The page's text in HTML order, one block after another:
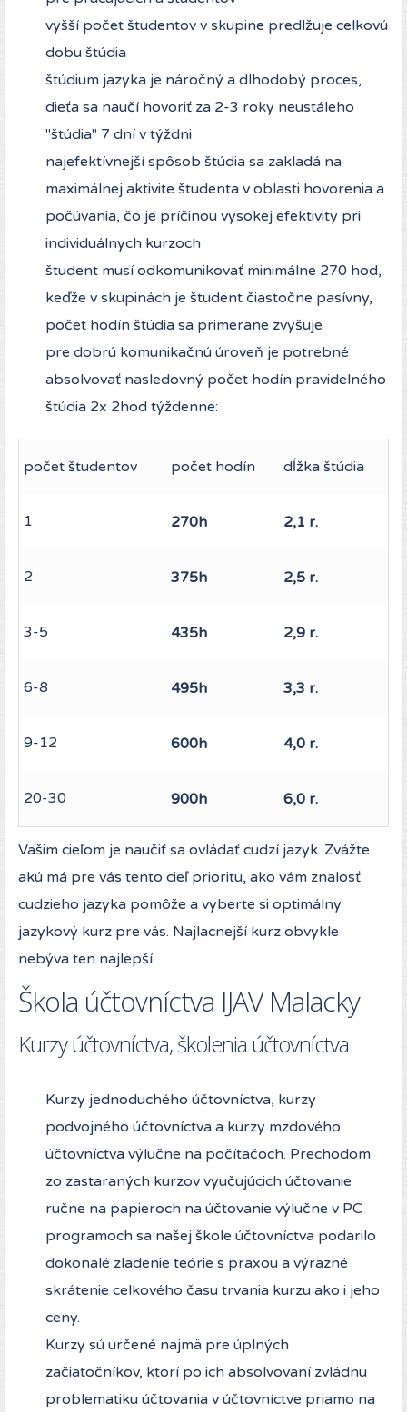
vyšší počet študentov v skupine predlžuje celkovú
dobu štúdia
štúdium jazyka je náročný a dlhodobý proces,
dieťa sa naučí hovoriť za 2-3 roky neustáleho
"štúdia" 7 dní v týždni
najefektívnejší spôsob štúdia sa zakladá na
maximálnej aktivite študenta v oblasti hovorenia a
počúvania, čo je príčinou vysokej efektivity pri
individuálnych kurzoch
študent musí odkomunikovať minimálne 270 hod,
keďže v skupinách je študent čiastočne pasívny,
počet hodín štúdia sa primerane zvyšuje
pre dobrú komunikačnú úroveň je potrebné
absolvovať nasledovný počet hodín pravidelného
štúdia 2x 2hod týždenne:
počet študentov počet hodín dĺžka štúdia
1 270h 2,1 r.
2 375h 2,5 r.
3-5 435h 2,9 r.
6-8 495h 3,3 r.
9-12 600h 4,0 r.
20-30 900h 6,0 r.
Vašim cieľom je naučiť sa ovládať cudzí jazyk. Zvážte
akú má pre vás tento cieľ prioritu, ako vám znalosť
cudzieho jazyka pomôže a vyberte si optimálny
jazykový kurz pre vás. Najlacnejší kurz obvykle
nebýva ten najlepší.
Škola účtovníctva IJAV Malacky
Kurzy účtovníctva, školenia účtovníctva
Kurzy jednoduchého účtovníctva, kurzy
podvojného účtovníctva a kurzy mzdového
účtovníctva výlučne na počítačoch. Prechodom
zo zastaraných kurzov vyučujúcich účtovanie
ručne na papieroch na účtovanie výlučne v PC
programoch sa našej škole účtovníctva podarilo
dokonalé zladenie teórie s praxou a výrazné
skrátenie celkového času trvania kurzu ako i jeho
ceny.
Kurzy sú určené najmä pre úplných
začiatočníkov, ktorí po ich absolvovaní zvládnu
problematiku účtovania v účtovníctve priamo na